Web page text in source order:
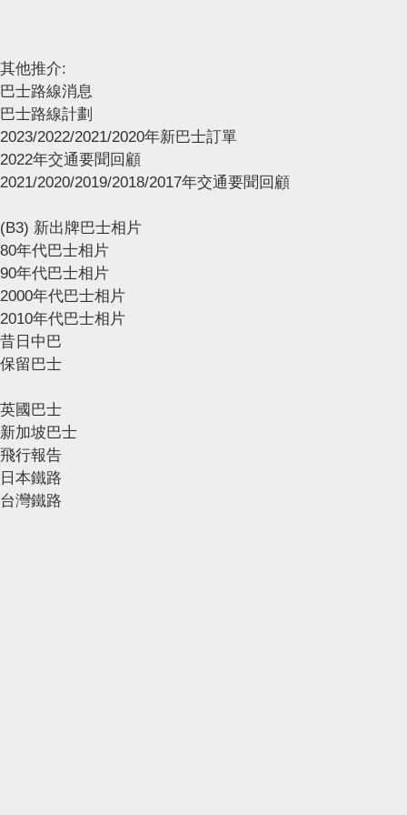
其他推介:
巴士路線消息
巴士路線計劃
2023/2022/2021/2020年新巴士訂單
2022年交通要聞回顧
2021/2020/2019/2018/2017年交通要聞回顧
(B3) 新出牌巴士相片
80年代巴士相片
90年代巴士相片
2000年代巴士相片
2010年代巴士相片
昔日中巴
保留巴士
英國巴士
新加坡巴士
飛行報告
日本鐵路
台灣鐵路